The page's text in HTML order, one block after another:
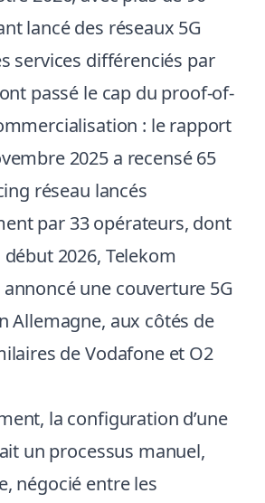
lancé des réseaux 5G
services différenciés par
passé le cap du proof-of-
: le rapport
2025 a recensé 65
réseau lancés
par 33 opérateurs, dont
début 2026, Telekom
une couverture 5G
Allemagne, aux côtés de
de Vodafone et O2
la configuration d’une
un processus manuel,
négocié entre les